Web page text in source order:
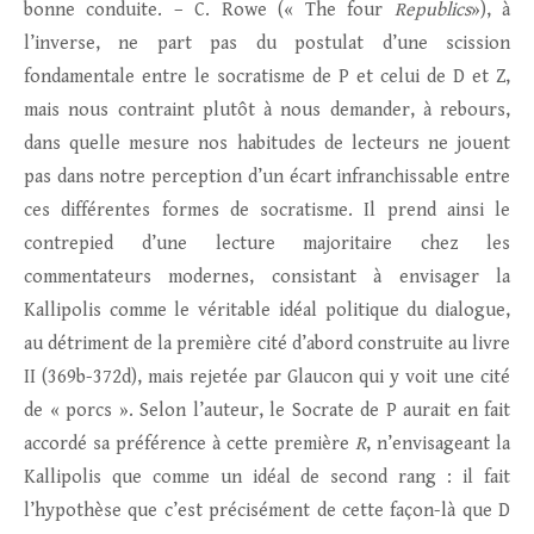
bonne conduite. – C. Rowe (« The four Republics»), à
l’inverse, ne part pas du postulat d’une scission
fondamentale entre le socratisme de P et celui de D et Z,
mais nous contraint plutôt à nous demander, à rebours,
dans quelle mesure nos habitudes de lecteurs ne jouent
pas dans notre perception d’un écart infranchissable entre
ces différentes formes de socratisme. Il prend ainsi le
contrepied d’une lecture majoritaire chez les
commentateurs modernes, consistant à envisager la
Kallipolis comme le véritable idéal politique du dialogue,
au détriment de la première cité d’abord construite au livre
II (369b-372d), mais rejetée par Glaucon qui y voit une cité
de « porcs ». Selon l’auteur, le Socrate de P aurait en fait
accordé sa préférence à cette première R, n’envisageant la
Kallipolis que comme un idéal de second rang : il fait
l’hypothèse que c’est précisément de cette façon-là que D